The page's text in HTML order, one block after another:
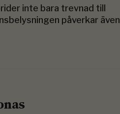
inte bara trevnad till
påverkar även